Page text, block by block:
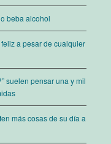
beba alcohol
a pesar de cualquier
suelen pensar una y mil
más cosas de su día a